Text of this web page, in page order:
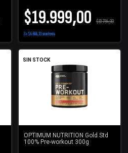
$19.999,00 $33.784,00
3x$6.666,33sin interés
SIN STOCK
OPTIMUM NUTRITION Gold Std
100% Pre-workout 300g